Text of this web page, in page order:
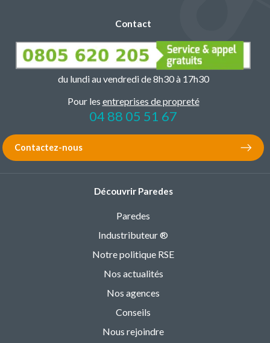
Contact
du lundi au vendredi de 8h30 à 17h30
Pour les entreprises de propreté
04 88 05 51 67
Contactez-nous
Découvrir Paredes
Paredes
Industributeur ®
Notre politique RSE
Nos actualités
Nos agences
Conseils
Nous rejoindre